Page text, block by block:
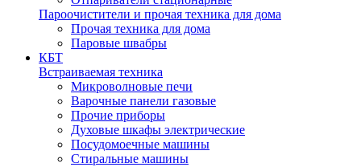
Пароочистители и прочая техника для дома
Прочая техника для дома
Паровые швабры
КБТ
Встраиваемая техника
Микроволновые печи
Варочные панели газовые
Прочие приборы
Духовые шкафы электрические
Посудомоечные машины
Стиральные машины